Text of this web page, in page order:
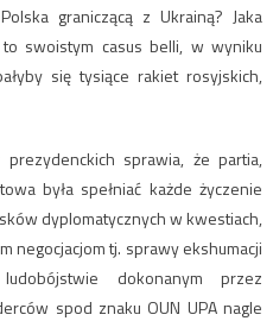
graniczącą z Ukrainą? Jaka
swoistym casus belli, w wyniku
się tysiące rakiet rosyjskich,
sprawia, że partia,
była spełniać każde życzenie
dyplomatycznych w kwestiach,
negocjacjom tj. sprawy ekshumacji
dokonanym przez
spod znaku OUN UPA nagle